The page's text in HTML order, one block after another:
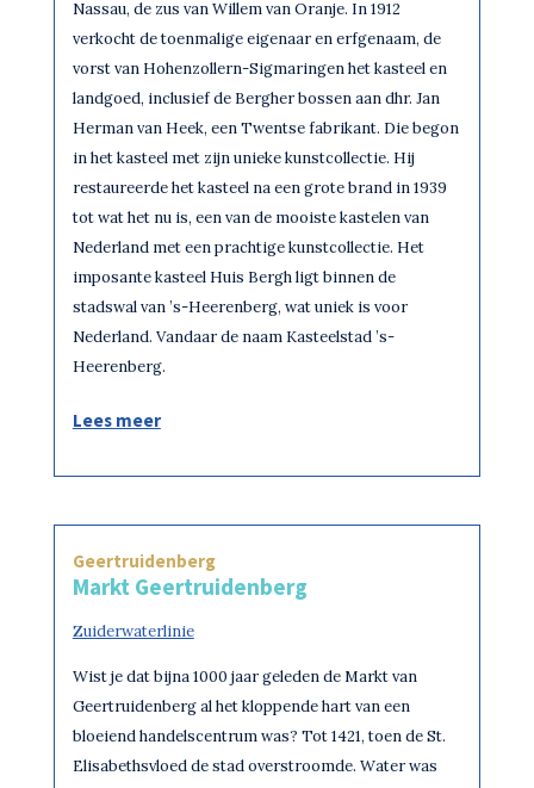
Nassau, de zus van Willem van Oranje. In 1912
verkocht de toenmalige eigenaar en erfgenaam, de
vorst van Hohenzollern-Sigmaringen het kasteel en
landgoed, inclusief de Bergher bossen aan dhr. Jan
Herman van Heek, een Twentse fabrikant. Die begon
in het kasteel met zijn unieke kunstcollectie. Hij
restaureerde het kasteel na een grote brand in 1939
tot wat het nu is, een van de mooiste kastelen van
Nederland met een prachtige kunstcollectie. Het
imposante kasteel Huis Bergh ligt binnen de
stadswal van ’s-Heerenberg, wat uniek is voor
Nederland. Vandaar de naam Kasteelstad ’s-
Heerenberg.
Lees meer
Geertruidenberg
Markt Geertruidenberg
Zuiderwaterlinie
Wist je dat bijna 1000 jaar geleden de Markt van
Geertruidenberg al het kloppende hart van een
bloeiend handelscentrum was? Tot 1421, toen de St.
Elisabethsvloed de stad overstroomde. Water was